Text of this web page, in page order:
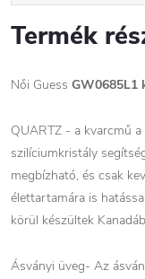
Termék
Női Guess GW0685L1
QUARTZ - a kvarcmű
szilíciumkristály
megbízható, és csak
élettartamára is
körül készültek
Ásványi üveg- Az